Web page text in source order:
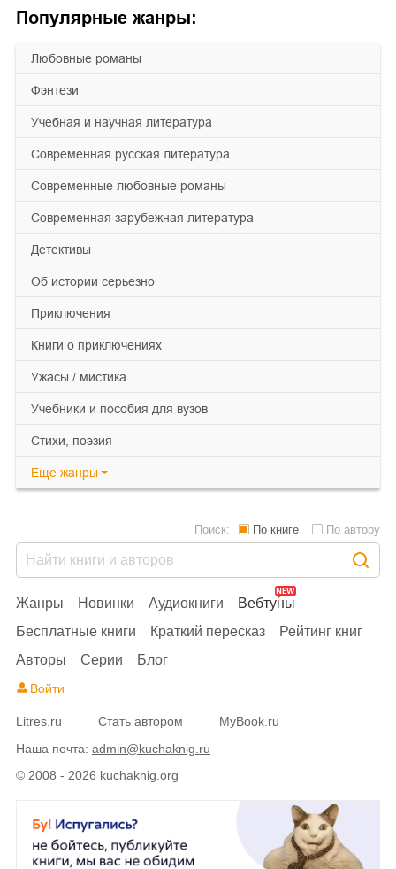
Популярные жанры:
любовные романы
фэнтези
учебная и научная литература
современная русская литература
современные любовные романы
современная зарубежная литература
детективы
об истории серьезно
приключения
книги о приключениях
ужасы / мистика
учебники и пособия для вузов
cтихи, поэзия
Еще жанры
© 2008 - 2026 kuchaknig.org
Жанры Новинки Аудиокниги
Вебтуны
Бесплатные книги
Краткий пересказ
Рейтинг книг
Авторы
Серии Блог
Поиск: По книге По автору
Войти
Litres.ru Стать автором
MyBook.ru
Наша почта: admin@kuchaknig.ru